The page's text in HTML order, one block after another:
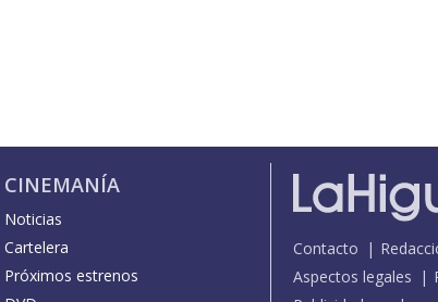
CINEMANÍA
Noticias
Cartelera
Próximos estrenos
Contacto
Aspectos legales